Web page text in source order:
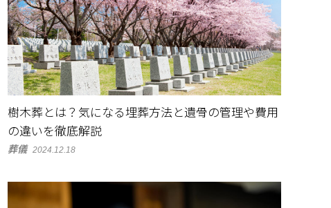
樹木葬とは？気になる埋葬方法と遺骨の管理や費用
の違いを徹底解説
葬儀 2024.12.18